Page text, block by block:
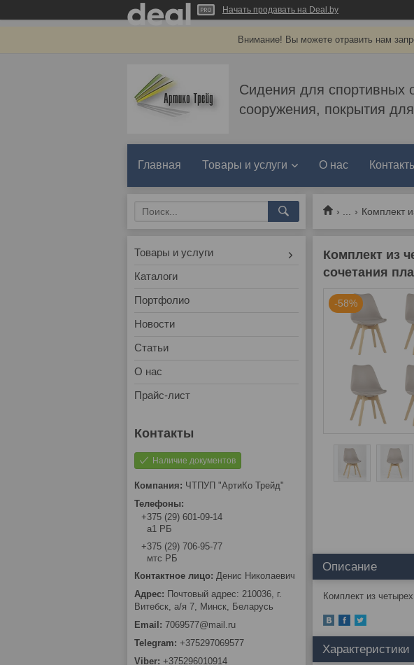
Начать продавать на Deal.by
Внимание! Вы можете отравить нам
Сидения для спортивных
сооружения, покрытия
Главная Товары и услуги О нас
Комплект из
сочетания
-58%
Описание
Комплект из
Характеристики
Товары и услуги
Каталоги
Портфолио
Новости
Статьи
О нас
Прайс-лист
Наличие документов
ЧТПУП "АртиКо Трейд"
+375 (29) 601-09-14
а1 РБ
+375 (29) 706-95-77
мтс РБ
Денис Николаевич
Почтовый адрес: 210036, г.
Витебск, а/я 7, Минск, Беларусь
7069577@mail.ru
+375297069577
+375296010914